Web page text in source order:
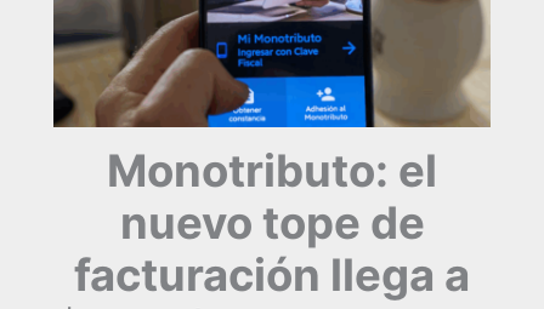
Monotributo: el
nuevo tope de
facturación llega a